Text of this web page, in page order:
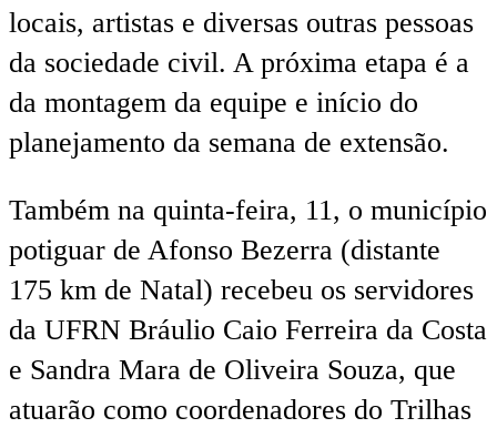
locais, artistas e diversas outras pessoas
da sociedade civil. A próxima etapa é a
da montagem da equipe e início do
planejamento da semana de extensão.
Também na quinta-feira, 11, o município
potiguar de Afonso Bezerra (distante
175 km de Natal) recebeu os servidores
da UFRN Bráulio Caio Ferreira da Costa
e Sandra Mara de Oliveira Souza, que
atuarão como coordenadores do Trilhas